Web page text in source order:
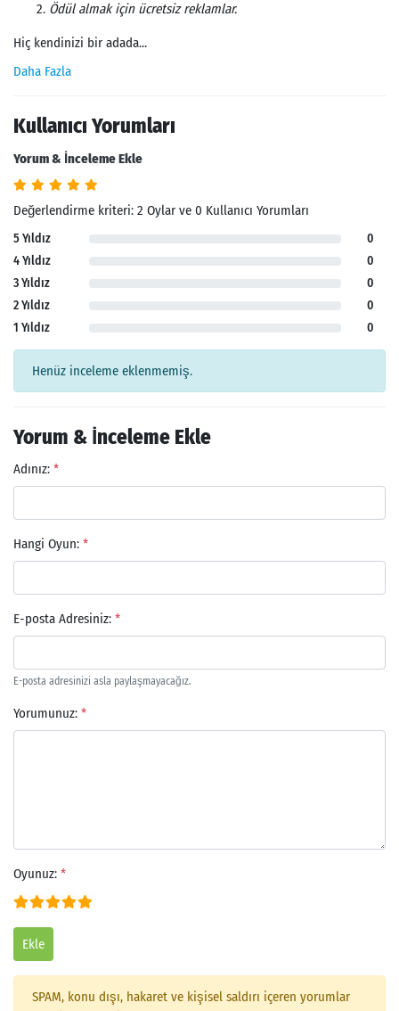
Arama
Ödül almak için ücretsiz reklamlar.
Hiç kendinizi bir adada...
Daha Fazla
Kullanıcı Yorumları
Yorum & İnceleme Ekle
Değerlendirme kriteri: 2 Oylar ve 0 Kullanıcı Yorumları
5 Yıldız
0
4 Yıldız
0
3 Yıldız
0
2 Yıldız
0
1 Yıldız
0
Henüz inceleme eklenmemiş.
Yorum & İnceleme Ekle
Adınız: *
Hangi Oyun: *
E-posta Adresiniz: *
E-posta adresinizi asla paylaşmayacağız.
Yorumunuz: *
Oyunuz: *
Ekle
SPAM, konu dışı, hakaret ve kişisel saldırı içeren yorumlar